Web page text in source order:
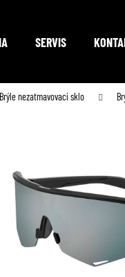
SERVIS
Brýle nezatmavovací sklo
Co